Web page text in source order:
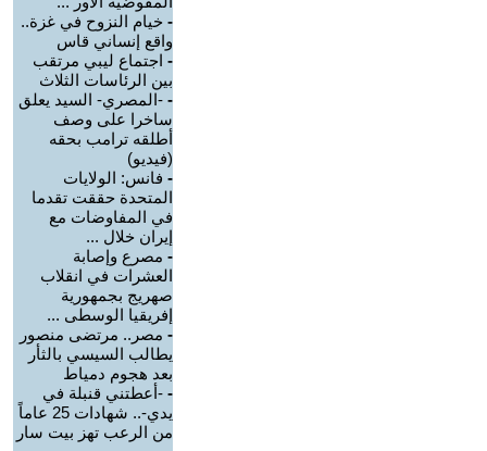
- خيام النزوح في غزة..
واقع إنساني قاس
- اجتماع ليبي مرتقب
بين الرئاسات الثلاث
- -المصري- السيد يعلق
ساخرا على وصف
أطلقه ترامب بحقه
(فيديو)
- فانس: الولايات
المتحدة حققت تقدما
في المفاوضات مع
إيران خلال ...
- مصرع وإصابة
العشرات في انقلاب
صهريج بجمهورية
إفريقيا الوسطى ...
- مصر.. مرتضى منصور
يطالب السيسي بالثأر
بعد هجوم دمياط
- -أعطتني قنبلة في
يدي-.. شهادات 25 عاماً
من الرعب تهز بيت سار